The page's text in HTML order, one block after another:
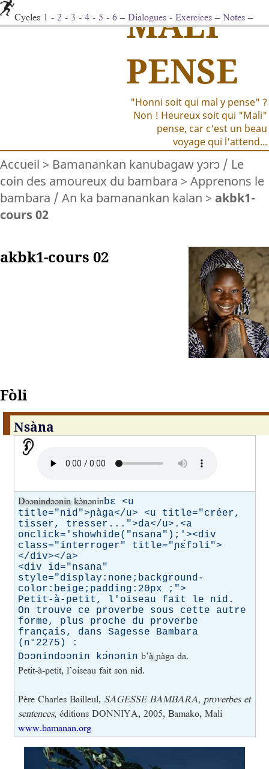
MALI
PENSE
"Honni soit qui mal y pense" ?
Non ! Heureux soit qui "Mali"
pense, car c'est un beau
voyage qui l'attend...
Accueil > Bamanankan kanubagaw yɔrɔ / Le
coin des amoureux du bambara > Apprenons le
bambara / An ka bamanankan kalan > akbk1-
cours 02
akbk1-cours 02
Fòli
Nsàna
Dɔɔnindɔɔnin kɔ̀nɔninbɛ <u
title="nid">ɲàga</u> <u title="créer,
tisser, tresser...">da</u>.<a
onclick='showhide("nsana");'><div
class="interroger" title="ɲɛ́fɔli">
</div></a>
<div id="nsana"
style="display:none;background-
color:beige;padding:20px ;">
Petit-à-petit, l'oiseau fait le nid.
On trouve ce proverbe sous cette autre
forme, plus proche du proverbe
français, dans Sagesse Bambara
(n°2275) :
Dɔɔnindɔɔnin kɔ̀nɔnin b’àɲàga da.
Petit-à-petit, l’oiseau fait son nid.
Père Charles Bailleul, SAGESSE BAMBARA, proverbes et
sentences, éditions DONNIYA, 2005, Bamako, Mali
www.bamanan.org
Cycles 1 - 2 - 3 - 4 - 5 - 6– Dialogues - Exercices– Notes–
Vocabulaire–Devoirs-Jouons